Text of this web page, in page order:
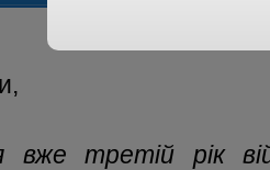
вже третій рік